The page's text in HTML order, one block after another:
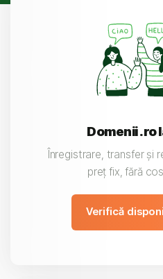
Domenii .ro
Înregistrare, transfer și
preț fix, fără
Verifică